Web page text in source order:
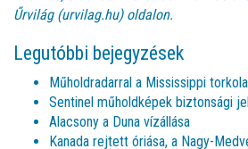
Űrvilág (urvilag.hu)oldalon.
Legutóbbi bejegyzések
Műholdradarral a Mississippi
Sentinel műholdképek biztonsági
Alacsony a Duna vízállása
Kanada rejtett óriása, a Nagy-